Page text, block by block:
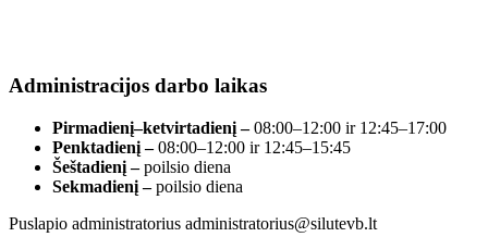
Administracijos darbo laikas
Pirmadienį–ketvirtadienį –08:00–12:00 ir 12:45–17:00
Penktadienį –08:00–12:00 ir 12:45–15:45
Šeštadienį –poilsio diena
Sekmadienį –poilsio diena
Puslapio administratorius administratorius@silutevb.lt